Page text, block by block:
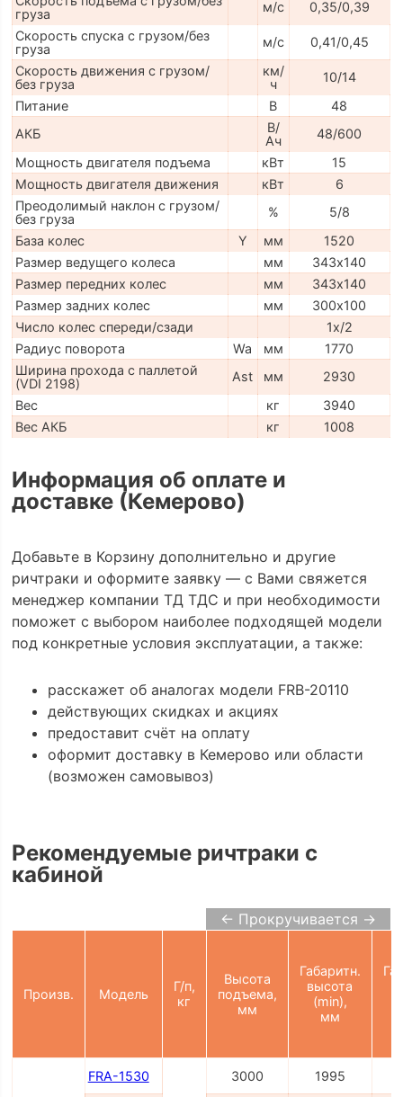
груза
м/с
0,35/0,39
Скорость спуска с грузом/без
груза
м/с
0,41/0,45
Скорость движения с грузом/
без груза
км/
ч
10/14
Питание
В
48
АКБ
В/
Ач
48/600
Мощность двигателя подъема
кВт
15
Мощность двигателя движения
кВт
6
Преодолимый наклон с грузом/
без груза
%
5/8
База колес
Y мм
1520
Размер ведущего колеса
мм
343х140
Размер передних колес
мм
343х140
Размер задних колес
мм
300х100
Число колес спереди/сзади
1х/2
Радиус поворота
Wa мм
1770
Ширина прохода с паллетой
(VDI 2198)
Ast мм
2930
Вес
кг
3940
Вес АКБ
кг 1008
Информация об оплате и
доставке (Кемерово)
Добавьте в Корзину дополнительно и другие
ричтраки и оформите заявку — с Вами свяжется
менеджер компании ТД ТДС и при необходимости
поможет с выбором наиболее подходящей модели
под конкретные условия эксплуатации, а также:
расскажет об аналогах модели FRB-20110
действующих скидках и акциях
предоставит счёт на оплату
оформит доставку в Кемерово или области
(возможен самовывоз)
Рекомендуемые ричтраки с
кабиной
← Прокручивается →
Произв. Модель
Г/п,
кг
Высота
подъема,
мм
Габаритн.
высота
(min),
мм
FRA-1530 3000 1995